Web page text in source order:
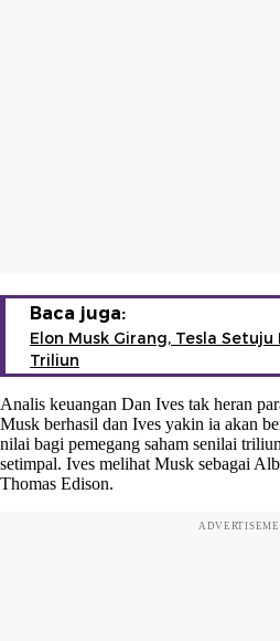
Baca juga:
Elon Musk Girang, Tesla
Triliun
Analis keuangan Dan Ives tak heran
Musk berhasil dan Ives yakin ia akan
nilai bagi pemegang saham senilai
setimpal. Ives melihat Musk sebagai
Thomas Edison.